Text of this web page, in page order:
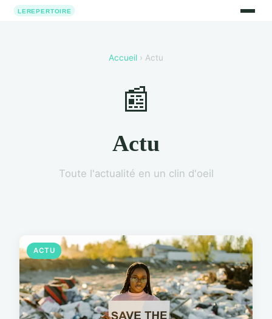
Accueil › Actu
📰
Actu
Toute l'actualité en un clin d'oeil
ACTU